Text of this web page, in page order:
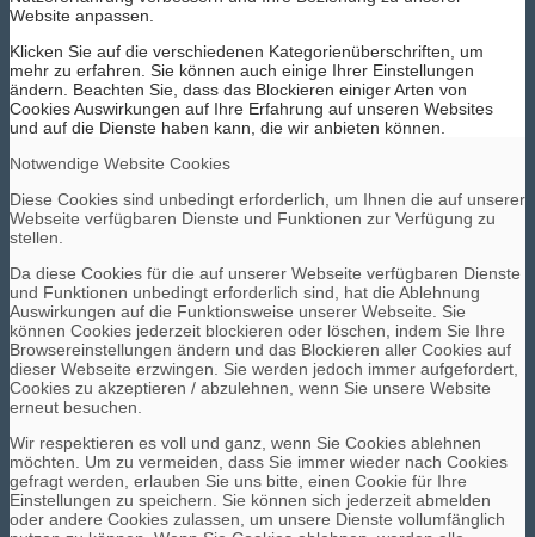
Website anpassen.
Klicken Sie auf die verschiedenen Kategorienüberschriften, um
mehr zu erfahren. Sie können auch einige Ihrer Einstellungen
ändern. Beachten Sie, dass das Blockieren einiger Arten von
Cookies Auswirkungen auf Ihre Erfahrung auf unseren Websites
und auf die Dienste haben kann, die wir anbieten können.
Notwendige Website Cookies
Diese Cookies sind unbedingt erforderlich, um Ihnen die auf unserer
Webseite verfügbaren Dienste und Funktionen zur Verfügung zu
stellen.
Da diese Cookies für die auf unserer Webseite verfügbaren Dienste
und Funktionen unbedingt erforderlich sind, hat die Ablehnung
Auswirkungen auf die Funktionsweise unserer Webseite. Sie
können Cookies jederzeit blockieren oder löschen, indem Sie Ihre
Browsereinstellungen ändern und das Blockieren aller Cookies auf
dieser Webseite erzwingen. Sie werden jedoch immer aufgefordert,
Cookies zu akzeptieren / abzulehnen, wenn Sie unsere Website
erneut besuchen.
Wir respektieren es voll und ganz, wenn Sie Cookies ablehnen
möchten. Um zu vermeiden, dass Sie immer wieder nach Cookies
gefragt werden, erlauben Sie uns bitte, einen Cookie für Ihre
Einstellungen zu speichern. Sie können sich jederzeit abmelden
oder andere Cookies zulassen, um unsere Dienste vollumfänglich